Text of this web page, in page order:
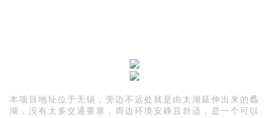
本项目地址位于无锡，旁边不远处就是由太湖延伸出来的蠡
湖，没有太多交通要塞，周边环境安静且舒适，是一个可以